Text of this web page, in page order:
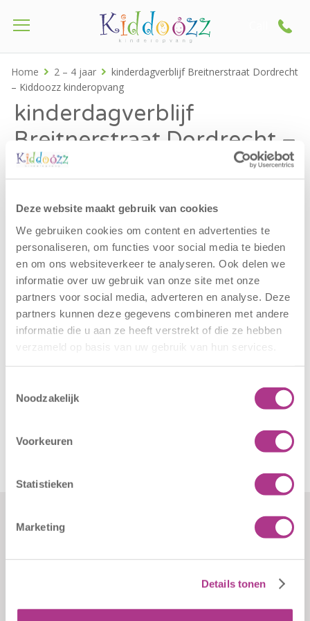
Deze website maakt gebruik van cookies
We gebruiken cookies om content en advertenties te
personaliseren, om functies voor social media te bieden
en om ons websiteverkeer te analyseren. Ook delen we
informatie over uw gebruik van onze site met onze
partners voor social media, adverteren en analyse. Deze
partners kunnen deze gegevens combineren met andere
informatie die u aan ze heeft verstrekt of die ze hebben
verzameld op basis van uw gebruik van hun services.
Noodzakelijk
Voorkeuren
Statistieken
Marketing
Details tonen
Home 2 – 4 jaar
kinderdagverblijf Breitnerstraat Dordrecht
– Kiddoozz kinderopvang
kinderdagverblijf
Breitnerstraat Dordrecht –
Kiddoozz kinderopvang
Formulieren
Klachten
Kiddoozz
3086 JN Rotterdam
010 - 2041820